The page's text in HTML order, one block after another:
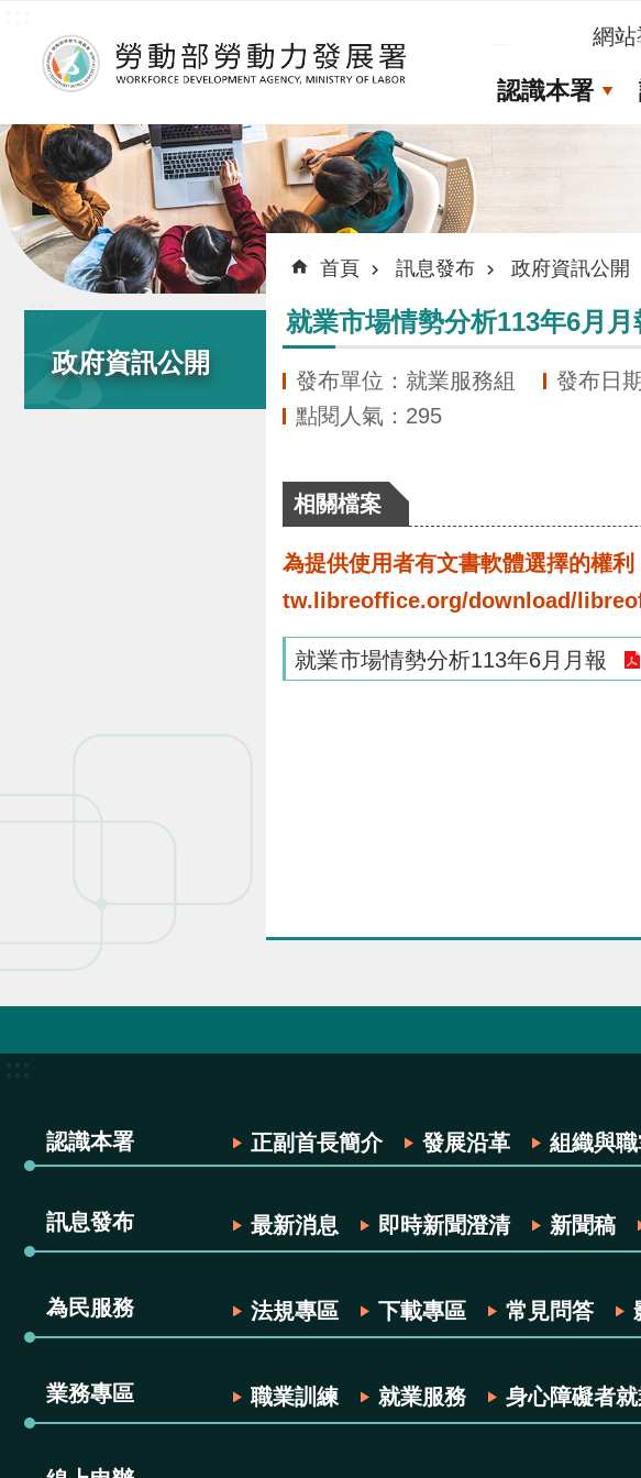
網站
認識本署
:::
政府資訊公開
::: 首頁 訊息發布 政府資訊公開
就業市場情勢分析113年6月月
發布單位：就業服務組 發布日
點閱人氣：295
相關檔案
為提供使用者有文書軟體選擇的權
tw.libreoffice.org/download/
就業市場情勢分析113年6月月報
認識本署 正副首長簡介 發展沿革 組織與
訊息發布 最新消息 即時新聞澄清 新聞稿
為民服務 法規專區 下載專區 常見問答
業務專區 職業訓練 就業服務 身心障礙者